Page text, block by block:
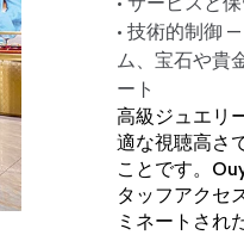
• 技術的制御
ム、宝石や貴
ート
高級ジュエリ
適な視聴高さ
ことです。
タッフアクセ
ミネートされ